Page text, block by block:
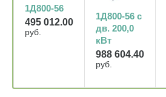
1Д800-56
495 012.00
руб.
1Д800-56 с
дв. 200,0
кВт
988 604.40
руб.